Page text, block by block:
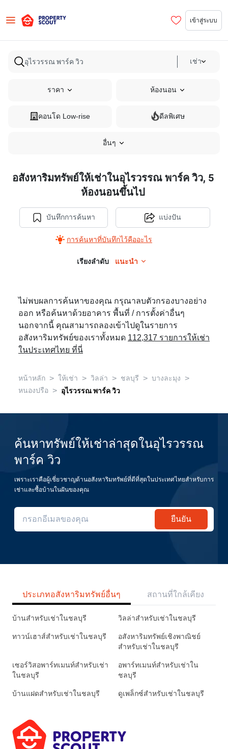
เข้าสู่ระบบ
เช่า
ราคา ห้องนอน
คอนโด Low-rise ดีลพิเศษ
อื่นๆ
อสังหาริมทรัพย์ให้เช่าในอุไรวรรณ พาร์ค วิว, 5
ห้องนอนขึ้นไป
บันทึกการค้นหา
การค้นหาที่บันทึกไว้คืออะไร
แบ่งปัน
เรียงลำดับ แนะนำ
ไม่พบผลการค้นหาของคุณ กรุณาลบตัวกรองบางอย่าง
ออก หรือค้นหาด้วยอาคาร พื้นที่ / การตั้งค่าอื่นๆ
นอกจากนี้ คุณสามารถลองเข้าไปดูในรายการ
อสังหาริมทรัพย์ของเราทั้งหมด 112,317 รายการให้เช่า
ในประเทศไทย ที่นี่
หน้าหลัก > ให้เช่า > วิลล่า > ชลบุรี > บางละมุง >
หนองปรือ > อุไรวรรณ พาร์ค วิว
ค้นหาทรัพย์ให้เช่าล่าสุดในอุไรวรรณ
พาร์ค วิว
เพราะเราคือผู้เชี่ยวชาญด้านอสังหาริมทรัพย์ที่ดีที่สุดในประเทศไทยสำหรับการ
เช่าและซื้อบ้านในฝันของคุณ
ยืนยัน
ประเภทอสังหาริมทรัพย์อื่นๆ สถานที่ใกล้เคียง
บ้านสำหรับเช่าในชลบุรี วิลล่าสำหรับเช่าในชลบุรี
ทาวน์เฮาส์สำหรับเช่าในชลบุรี
อสังหาริมทรัพย์เชิงพาณิชย์
สำหรับเช่าในชลบุรี
เซอร์วิสอพาร์ทเมนท์สำหรับเช่า
ในชลบุรี
อพาร์ทเมนท์สำหรับเช่าใน
ชลบุรี
บ้านแฝดสำหรับเช่าในชลบุรี ดูเพล็กซ์สำหรับเช่าในชลบุรี